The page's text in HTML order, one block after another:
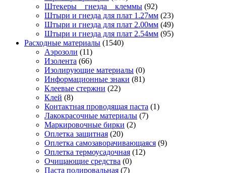
Штекеры _ гнезда _ клеммы (92)
Штыри и гнезда для плат 1.27мм (23)
Штыри и гнезда для плат 2.00мм (49)
Штыри и гнезда для плат 2.54мм (95)
Расходные материалы (1540)
Аэрозоли (11)
Изолента (66)
Изолирующие материалы (0)
Информационные знаки (81)
Клеевые стержни (22)
Клей (8)
Контактная проводящая паста (1)
Лакокрасочные материалы (7)
Маркировочные бирки (2)
Оплетка защитная (20)
Оплетка самозаворачивающаяся (9)
Оплетка термоусадочная (12)
Очищающие средства (0)
Паста полировальная (7)